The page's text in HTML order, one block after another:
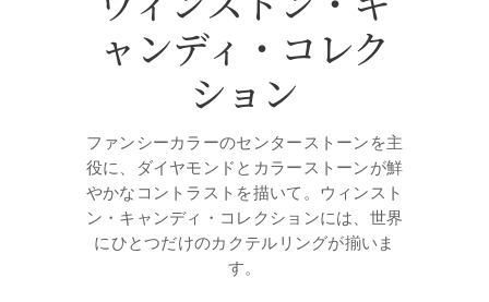
ャンディ・コレク
ション
ファンシーカラーのセンターストーンを主
役に、ダイヤモンドとカラーストーンが鮮
やかなコントラストを描いて。ウィンスト
ン・キャンディ・コレクションには、世界
にひとつだけのカクテルリングが揃いま
す。